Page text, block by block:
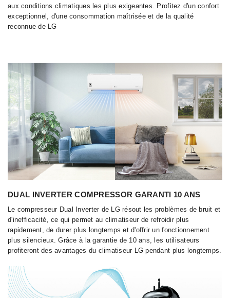
aux conditions climatiques les plus exigeantes. Profitez d'un confort
exceptionnel, d'une consommation maîtrisée et de la qualité
reconnue de LG
DUAL INVERTER COMPRESSOR GARANTI 10 ANS
Le compresseur Dual Inverter de LG résout les problèmes de bruit et
d'inefficacité, ce qui permet au climatiseur de refroidir plus
rapidement, de durer plus longtemps et d'offrir un fonctionnement
plus silencieux. Grâce à la garantie de 10 ans, les utilisateurs
profiteront des avantages du climatiseur LG pendant plus longtemps.